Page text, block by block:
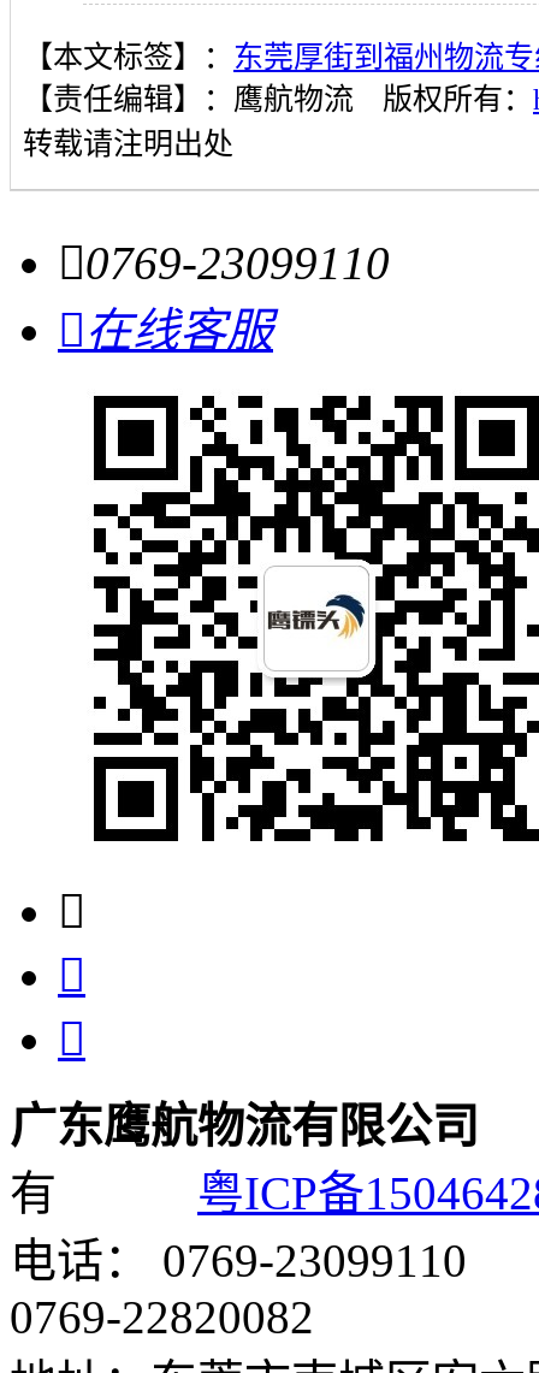
【本文标签】： 东莞厚街到福州物流
【责任编辑】： 鹰航物流 版权所有：
转载请注明出处
0769-23099110
在线客服



广东鹰航物流有限公司
有 粤ICP备
电话： 0769-
0769-22820082